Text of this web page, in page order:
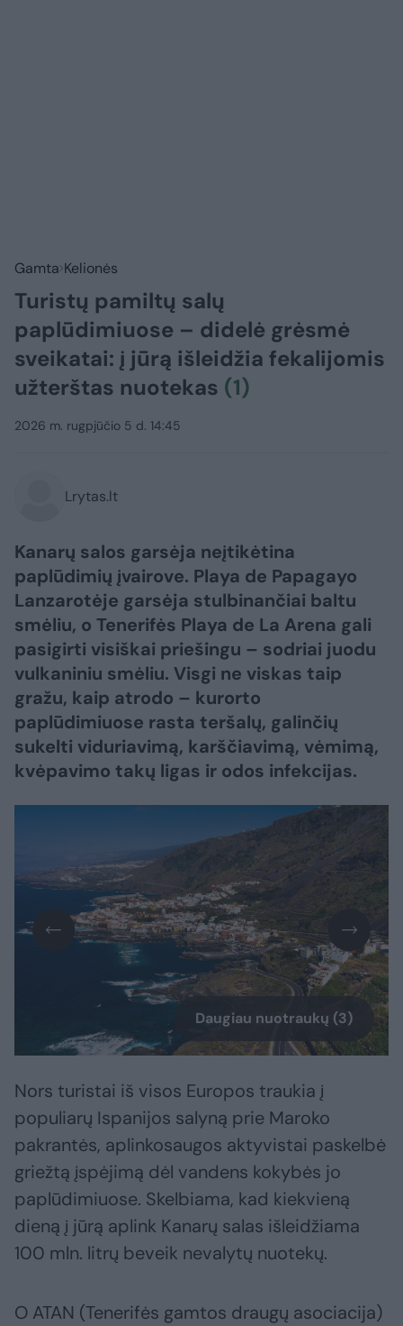
Gamta Kelionės
Turistų pamiltų salų
paplūdimiuose – didelė grėsmė
sveikatai: į jūrą išleidžia fekalijomis
užterštas nuotekas (1)
2026 m. rugpjūčio 5 d. 14:45
Lrytas.lt
Kanarų salos garsėja neįtikėtina
paplūdimių įvairove. Playa de Papagayo
Lanzarotėje garsėja stulbinančiai baltu
smėliu, o Tenerifės Playa de La Arena gali
pasigirti visiškai priešingu – sodriai juodu
vulkaniniu smėliu. Visgi ne viskas taip
gražu, kaip atrodo – kurorto
paplūdimiuose rasta teršalų, galinčių
sukelti viduriavimą, karščiavimą, vėmimą,
kvėpavimo takų ligas ir odos infekcijas.
Daugiau nuotraukų (3)
Nors turistai iš visos Europos traukia į
populiarų Ispanijos salyną prie Maroko
pakrantės, aplinkosaugos aktyvistai paskelbė
griežtą įspėjimą dėl vandens kokybės jo
paplūdimiuose. Skelbiama, kad kiekvieną
dieną į jūrą aplink Kanarų salas išleidžiama
100 mln. litrų beveik nevalytų nuotekų.
O ATAN (Tenerifės gamtos draugų asociacija)